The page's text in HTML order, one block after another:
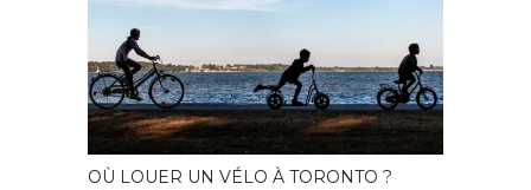
OÙ LOUER UN VÉLO À TORONTO ?